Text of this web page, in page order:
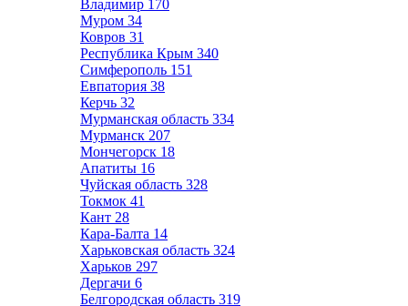
Владимир 170
Муром 34
Ковров 31
Республика Крым 340
Симферополь 151
Евпатория 38
Керчь 32
Мурманская область 334
Мурманск 207
Мончегорск 18
Апатиты 16
Чуйская область 328
Токмок 41
Кант 28
Кара-Балта 14
Харьковская область 324
Харьков 297
Дергачи 6
Белгородская область 319